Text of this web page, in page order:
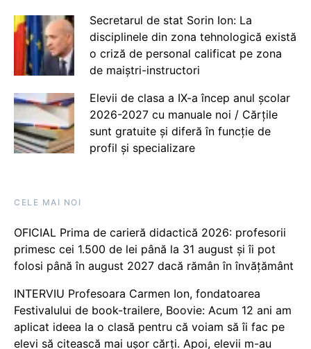
Secretarul de stat Sorin Ion: La
disciplinele din zona tehnologică există
o criză de personal calificat pe zona
de maiștri-instructori
Elevii de clasa a IX-a încep anul școlar
2026-2027 cu manuale noi / Cărțile
sunt gratuite și diferă în funcție de
profil și specializare
CELE MAI NOI
OFICIAL Prima de carieră didactică 2026: profesorii
primesc cei 1.500 de lei până la 31 august și îi pot
folosi până în august 2027 dacă rămân în învățământ
INTERVIU Profesoara Carmen Ion, fondatoarea
Festivalului de book-trailere, Boovie: Acum 12 ani am
aplicat ideea la o clasă pentru că voiam să îi fac pe
elevi să citească mai ușor cărți. Apoi, elevii m-au